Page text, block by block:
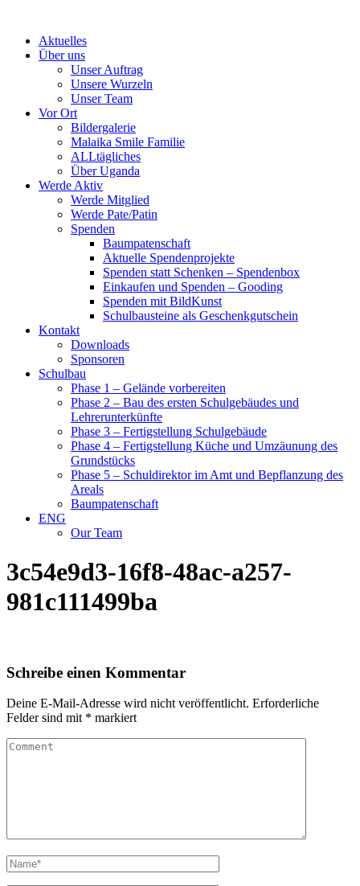
contentAktuelles
Über uns
Unser Auftrag
Unsere Wurzeln
Unser Team
Vor Ort
Bildergalerie
Malaika Smile Familie
ALLtägliches
Über Uganda
Werde Aktiv
Werde Mitglied
Werde Pate/Patin
Spenden
Baumpatenschaft
Aktuelle Spendenprojekte
Spenden statt Schenken – Spendenbox
Einkaufen und Spenden – Gooding
Spenden mit BildKunst
Schulbausteine als Geschenkgutschein
Kontakt
Downloads
Sponsoren
Schulbau
Phase 1 – Gelände vorbereiten
Phase 2 – Bau des ersten Schulgebäudes und
Lehrerunterkünfte
Phase 3 – Fertigstellung Schulgebäude
Phase 4 – Fertigstellung Küche und Umzäunung des
Grundstücks
Phase 5 – Schuldirektor im Amt und Bepflanzung des
Areals
Baumpatenschaft
ENG
Our Team
3c54e9d3-16f8-48ac-a257-
981c111499ba
Schreibe einen Kommentar
Deine E-Mail-Adresse wird nicht veröffentlicht. Erforderliche
Felder sind mit * markiert